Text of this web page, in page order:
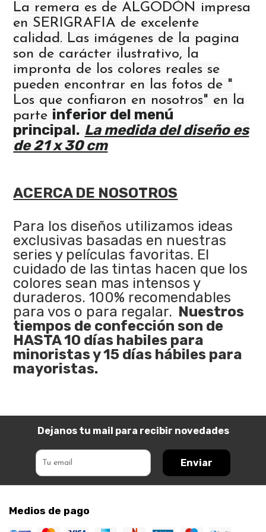
La remera es de ALGODÓN impresa
en SERIGRAFIA de excelente
calidad. Las imágenes de la pagina
son de carácter ilustrativo, la
impronta de los colores reales se
pueden encontrar en las fotos de "
Los que confiaron en nosotros" en la
parte inferior del menú
principal. La medida del diseño es
de 21 x 30 cm
ACERCA DE NOSOTROS
Para los diseños utilizamos ideas
exclusivas basadas en nuestras
series y películas favoritas. El
cuidado de las tintas hacen que los
colores sean mas intensos y
duraderos. 100% recomendables
para vos o para regalar. Nuestros
tiempos de confección son de
HASTA 10 días habiles para
minoristas y 15 días hábiles para
mayoristas.
Dejanos tu mail para recibir novedades
Enviar
Medios de pago